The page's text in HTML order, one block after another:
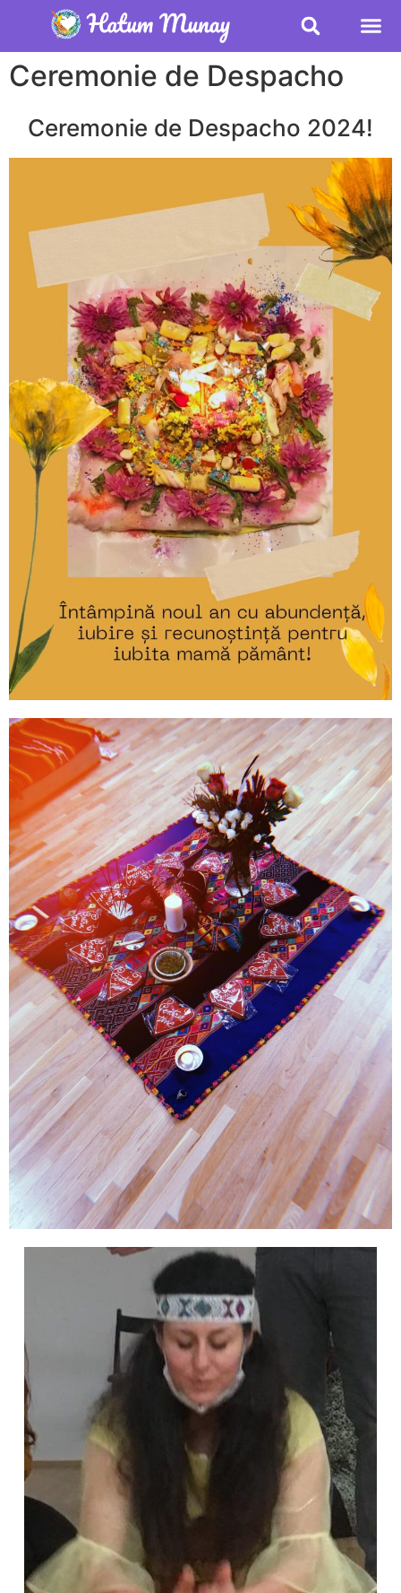
Ceremonie de Despacho
Ceremonie de Despacho 2024!